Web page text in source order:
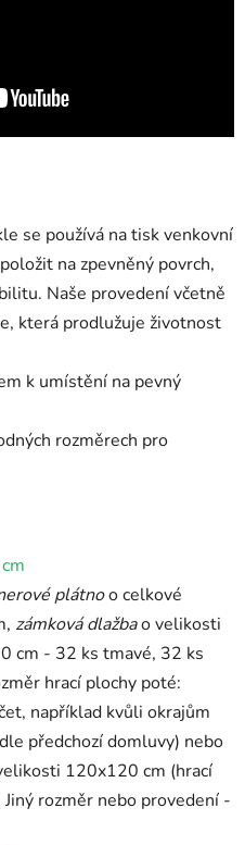
se používá na tisk venkovní
na zpevněný povrch,
Naše provedení včetně
která prodlužuje životnost
k umístění na pevný
rozměrech pro
plátnoo celkové
zámková dlažbao velikosti
cm - 32 ks tmavé, 32 ks
hrací plochy poté:
například kvůli okrajům
předchozí domluvy) nebo
120x120 cm (hrací
rozměr nebo provedení -